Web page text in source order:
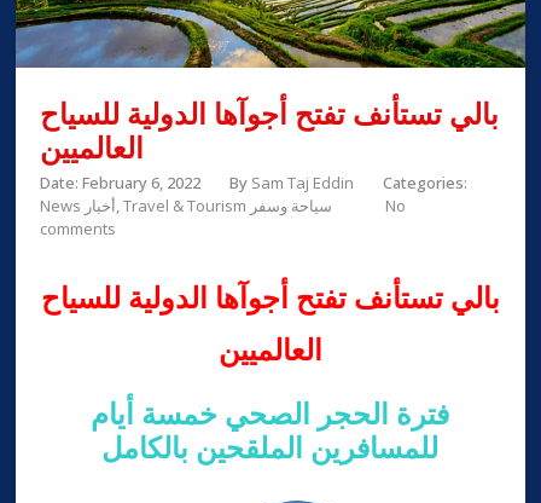
بالي تستأنف تفتح أجوآها الدولية للسياح
العالميين
Date: February 6, 2022 By Sam Taj Eddin
Categories:
News أخبار
Travel & Tourism سياحة وسفر
No
comments
بالي تستأنف تفتح أجوآها الدولية للسياح
العالميين
فترة الحجر الصحي خمسة أيام
للمسافرين الملقحين بالكامل